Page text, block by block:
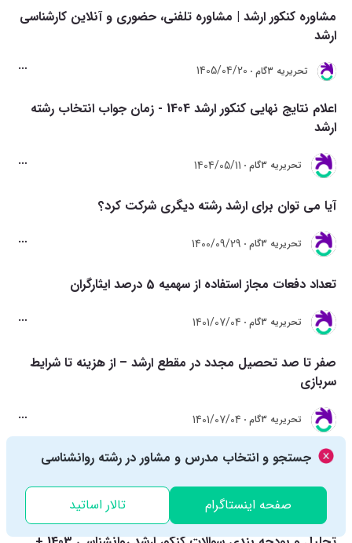
مشاوره کنکور ارشد | مشاوره تلفنی، حضوری و آنلاین کارشناسی
ارشد
تحريريه 3گام 1405/04/20
اعلام نتایج نهایی کنکور ارشد 1404 - زمان جواب انتخاب رشته
ارشد
تحريريه 3گام 1404/05/11
آیا می توان برای ارشد رشته دیگری شرکت کرد؟
تحريريه 3گام 1400/09/29
تعداد دفعات مجاز استفاده از سهمیه 5 درصد ایثارگران
تحريريه 3گام 1401/07/04
صفر تا صد تحصیل مجدد در مقطع ارشد – از هزینه تا شرایط
سربازی
تحريريه 3گام 1401/07/04
مقالات مرتبط
جستجو و انتخاب مدرس و مشاور در رشته روانشناسی
صفحه اینستاگرام تالار اساتید